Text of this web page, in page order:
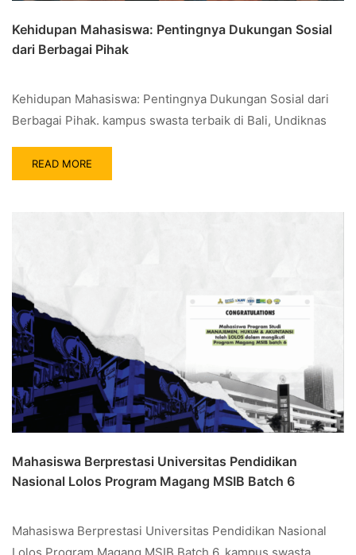
Kehidupan Mahasiswa: Pentingnya Dukungan Sosial
dari Berbagai Pihak
Kehidupan Mahasiswa: Pentingnya Dukungan Sosial dari
Berbagai Pihak. kampus swasta terbaik di Bali, Undiknas
READ MORE
Mahasiswa Berprestasi Universitas Pendidikan
Nasional Lolos Program Magang MSIB Batch 6
Mahasiswa Berprestasi Universitas Pendidikan Nasional